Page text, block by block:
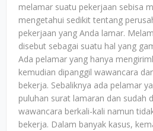
melamar suatu pekerjaan sebisa
mengetahui sedikit tentang
pekerjaan yang Anda lamar.
disebut sebagai suatu hal yang
Ada pelamar yang hanya
kemudian dipanggil wawancara
bekerja. Sebaliknya ada pelamar
puluhan surat lamaran dan sudah
wawancara berkali-kali namun
bekerja. Dalam banyak kasus,